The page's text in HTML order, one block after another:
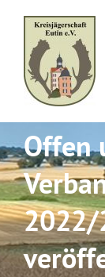
content
Offen